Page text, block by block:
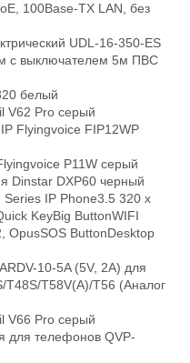
100Base-TX LAN, без
UDL-16-350-ES
с выключателем 5м ПВС
белый
V62 Pro серый
Flyingvoice FIP12WP
P11W серый
Dinstar DXP60 черный
IP Phone3.5 320 x
KeyBig ButtonWIFI
OpusSOS ButtonDesktop
10-5A (5V, 2A) для
T48S/T58V(A)/T56 (Аналог
V66 Pro серый
для телефонов QVP-